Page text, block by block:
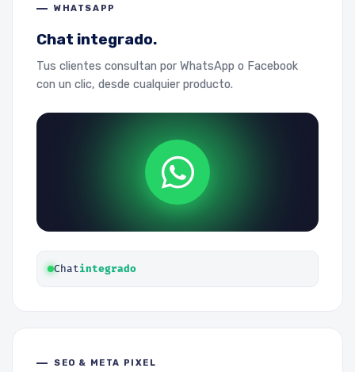
WHATSAPP
Chat integrado.
Tus clientes consultan por WhatsApp o Facebook
con un clic, desde cualquier producto.
Chatintegrado
SEO & META PIXEL